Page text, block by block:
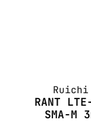
Ruichi
RANT
SMA-M